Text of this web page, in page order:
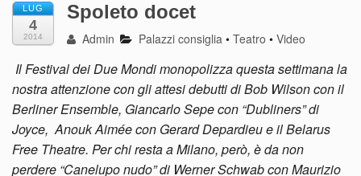
LUG
4
2014
Spoleto docet
Admin Palazzi consiglia •Teatro •Video
Il Festival dei Due Mondi monopolizza questa settimana la
nostra attenzione con gli attesi debutti di Bob Wilson con il
Berliner Ensemble, Giancarlo Sepe con “Dubliners” di
Joyce, Anouk Aimée con Gerard Depardieu e il Belarus
Free Theatre. Per chi resta a Milano, però, è da non
perdere “Canelupo nudo” di Werner Schwab con Maurizio